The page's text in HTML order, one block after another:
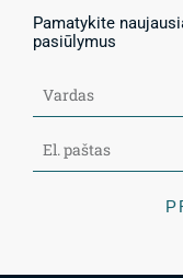
Pamatykite
pasiūlymus